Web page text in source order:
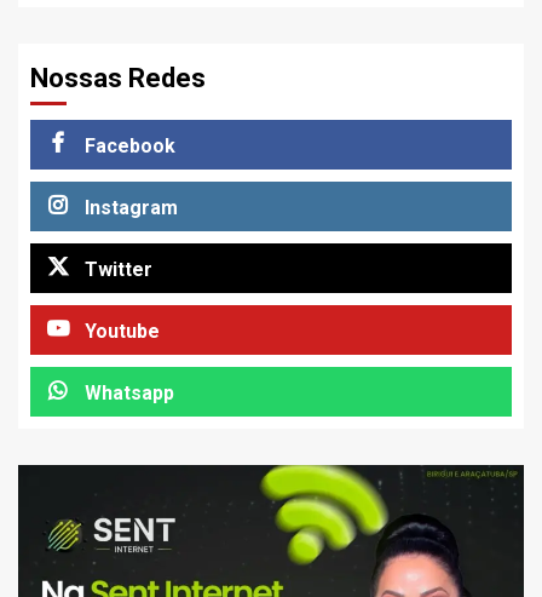
Nossas Redes
Facebook
Instagram
Twitter
Youtube
Whatsapp